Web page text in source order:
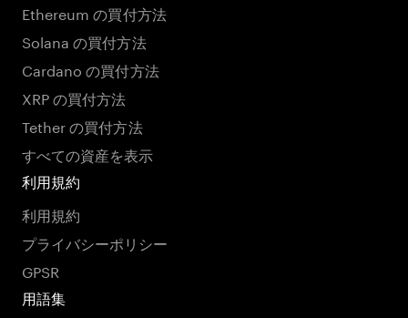
Ethereum の買付方法
Solana の買付方法
Cardano の買付方法
XRP の買付方法
Tether の買付方法
すべての資産を表示
利用規約
利用規約
プライバシーポリシー
GPSR
用語集